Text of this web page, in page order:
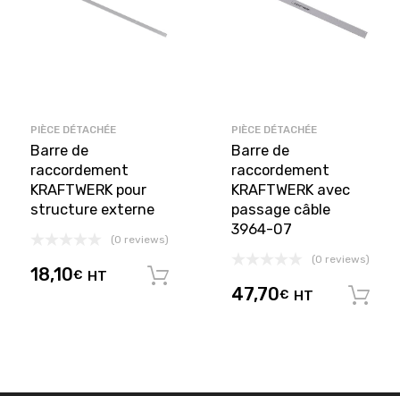
PIÈCE DÉTACHÉE
Barre de
raccordement
KRAFTWERK pour
structure externe
(0 reviews)
18,10€ HT
PIÈCE DÉTACHÉE
Barre de
raccordement
KRAFTWERK avec
passage câble
3964-07
(0 reviews)
47,70€ HT